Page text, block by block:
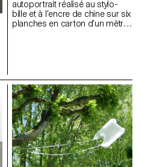
everybody else. (discours de
Cady aux promotions dans
MEAN GIRLS)
autoportrait réalisé au stylo-
bille et à l’encre de chine sur six
planches en carton d’un mètre
l’angoisse et les conflits
internes. Laissant le vide jouer
un rôle aussi important sur
l’image que le remplissage
pour renforcer la perte de soi
dans ce tourbillon émotif.